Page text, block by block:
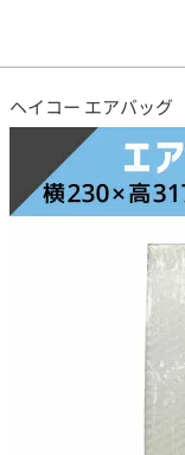
ヘイコー エアバッグ